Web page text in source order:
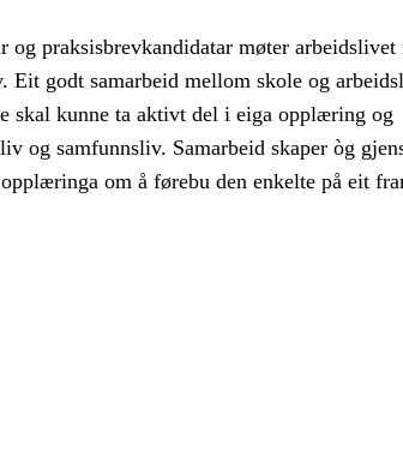
praksisbrevkandidatar møter arbeidslivet
Eit godt samarbeid mellom skole og
skal kunne ta aktivt del i eiga opplæring og
og samfunnsliv. Samarbeid skaper òg
om å førebu den enkelte på eit